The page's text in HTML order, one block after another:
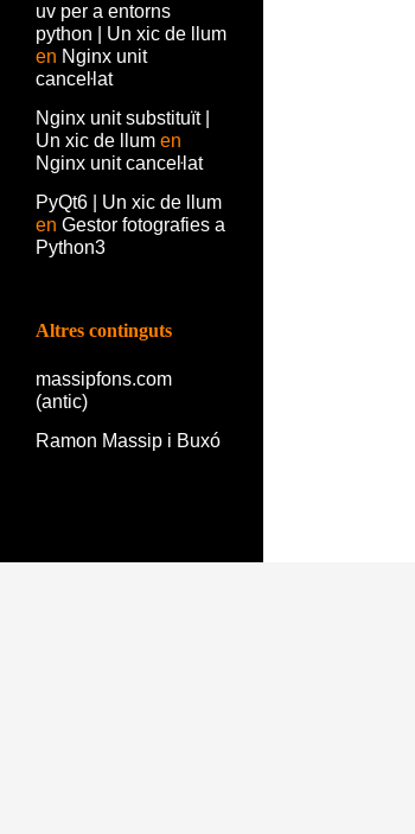
uv per a entorns
python | Un xic de llum
en Nginx unit
canceŀlat
Nginx unit substituït |
Un xic de llum en
Nginx unit canceŀlat
PyQt6 | Un xic de llum
en Gestor fotografies a
Python3
Altres continguts
massipfons.com
(antic)
Ramon Massip i Buxó